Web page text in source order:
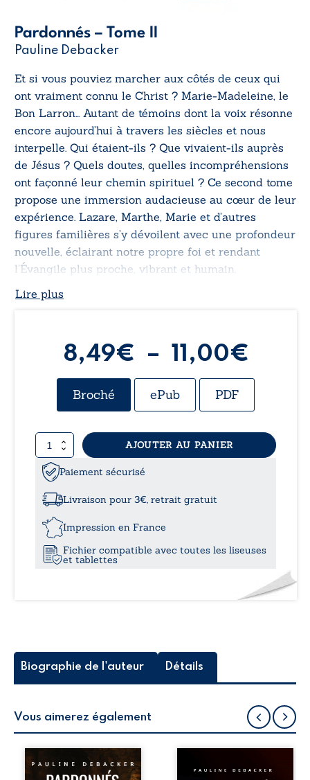
Pardonnés – Tome II
Pauline Debacker
Et si vous pouviez marcher aux côtés de ceux qui
ont vraiment connu le Christ ? Marie-Madeleine, le
Bon Larron… Autant de témoins dont la voix résonne
encore aujourd’hui à travers les siècles et nous
interpelle. Qui étaient-ils ? Que vivaient-ils auprès
de Jésus ? Quels doutes, quelles incompréhensions
ont façonné leur chemin spirituel ? Ce second tome
propose une immersion audacieuse au cœur de leur
expérience. Lazare, Marthe, Marie et d’autres
figures familières s’y dévoilent avec une profondeur
nouvelle, éclairant notre propre foi et rendant
l’Évangile plus proche, vibrant et humain.
Lire plus
8,49€ – 11,00€
de
Broché ePub PDF
quantité
de
Pardonnés
Tome
AJOUTER AU PANIER
Paiement sécurisé
Livraison pour 3€, retrait gratuit
Impression en France
Fichier compatible avec toutes les liseuses
et tablettes
Biographie de l'auteur Détails
Vous aimerez également
Et si vous pouviez
marcher aux côtés
rêvé, sur son